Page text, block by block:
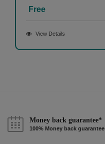
Free
View Details
Money back guarantee*
100% Money back guarantee